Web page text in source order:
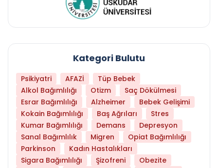
Kategori Bulutu
Psikiyatri AFAZİ
Tüp Bebek
Alkol Bağımlılığı
Otizm
Saç Dökülmesi
Esrar Bağımlılığı
Alzheimer
Bebek Gelişimi
Kokain Bağımlılığı
Baş Ağrıları
Stres
Kumar Bağımlılığı
Demans
Depresyon
Sanal Bağımlılık
Migren
Opiat Bağımlılığı
Parkinson
Kadın Hastalıkları
Sigara Bağımlılığı
Şizofreni
Obezite